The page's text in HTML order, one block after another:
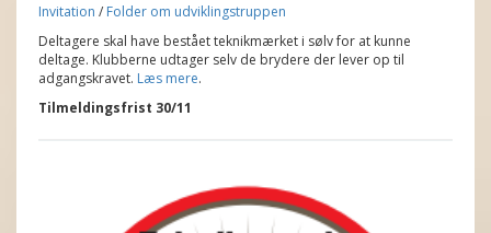
Invitation / Folder om udviklingstruppen
Deltagere skal have bestået teknikmærket i sølv for at kunne
deltage. Klubberne udtager selv de brydere der lever op til
adgangskravet. Læs mere.
Tilmeldingsfrist 30/11